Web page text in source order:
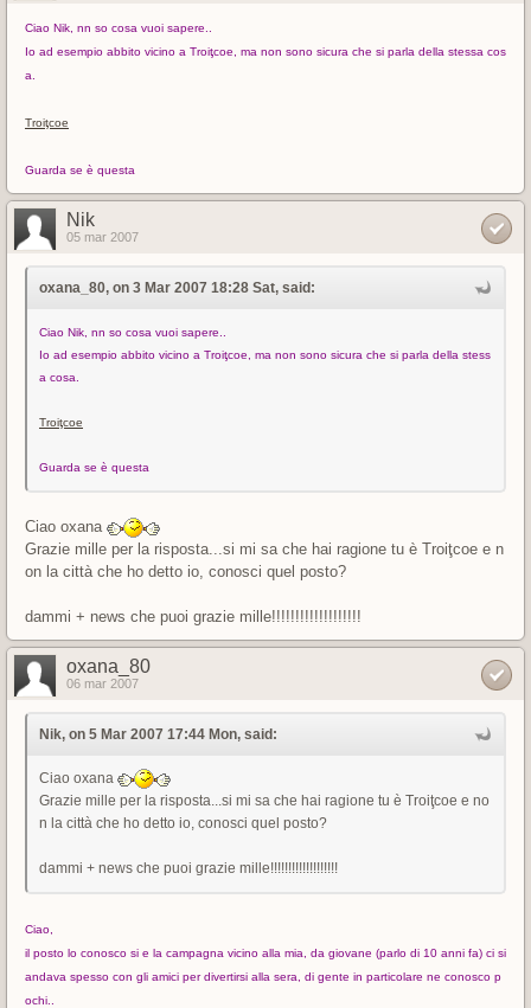
Ciao Nik, nn so cosa vuoi sapere..
Io ad esempio abbito vicino a Troiţcoe, ma non sono sicura che si parla della stessa cos
a.
Troiţcoe
Guarda se è questa
Nik
05 mar 2007
oxana_80, on 3 Mar 2007 18:28 Sat, said:
Ciao Nik, nn so cosa vuoi sapere..
Io ad esempio abbito vicino a Troiţcoe, ma non sono sicura che si parla della stess
a cosa.
Troiţcoe
Guarda se è questa
Ciao oxana
Grazie mille per la risposta...si mi sa che hai ragione tu è Troiţcoe e n
on la città che ho detto io, conosci quel posto?
dammi + news che puoi grazie mille!!!!!!!!!!!!!!!!!!!
oxana_80
06 mar 2007
Nik, on 5 Mar 2007 17:44 Mon, said:
Ciao oxana
Grazie mille per la risposta...si mi sa che hai ragione tu è Troiţcoe e no
n la città che ho detto io, conosci quel posto?
dammi + news che puoi grazie mille!!!!!!!!!!!!!!!!!!!
Ciao,
il posto lo conosco si e la campagna vicino alla mia, da giovane (parlo di 10 anni fa) ci si
andava spesso con gli amici per divertirsi alla sera, di gente in particolare ne conosco p
ochi..